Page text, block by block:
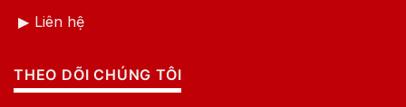
Liên hệ
THEO DÕI CHÚNG TÔI